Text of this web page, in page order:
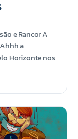
e Rancor A
a
Horizonte nos